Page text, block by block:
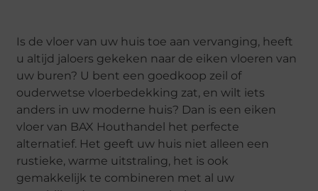
Is de vloer van uw huis toe aan vervanging, heeft
u altijd jaloers gekeken naar de eiken vloeren van
uw buren? U bent een goedkoop zeil of
ouderwetse vloerbedekking zat, en wilt iets
anders in uw moderne huis? Dan is een eiken
vloer van BAX Houthandel het perfecte
alternatief. Het geeft uw huis niet alleen een
rustieke, warme uitstraling, het is ook
gemakkelijk te combineren met al uw